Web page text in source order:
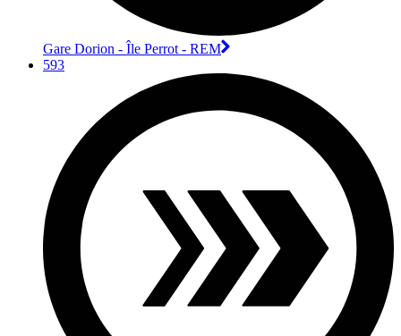
Gare Dorion - Île Perrot - REM
593